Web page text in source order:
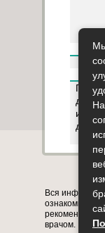
и
Вся
рекомендаций
врачом.